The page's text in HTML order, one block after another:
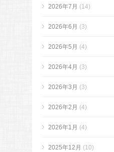
2026年7月 (14)
2026年6月 (3)
2026年5月 (4)
2026年4月 (3)
2026年3月 (3)
2026年2月 (4)
2026年1月 (4)
2025年12月 (10)